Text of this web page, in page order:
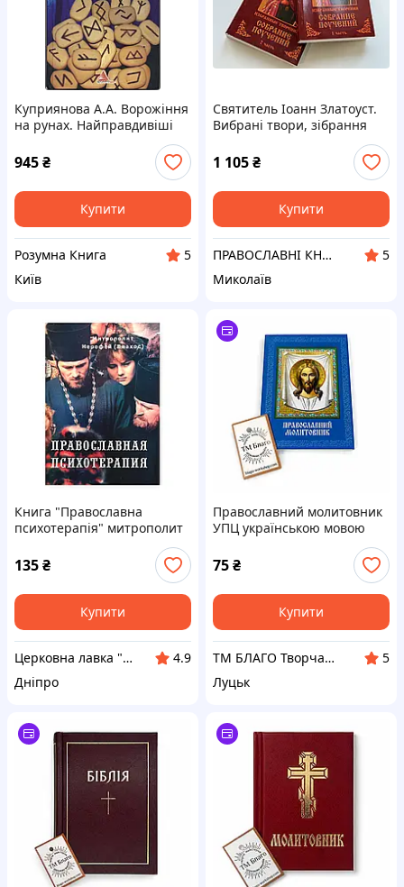
Куприянова А.А. Ворожіння
на рунах. Найправдивіші
945₴
Купити
Розумна Книга
5
Київ
Святитель Іоанн Златоуст.
Вибрані твори, зібрання
1 105₴
Купити
ПРАВОСЛАВНІ КНИГИ — ПОШТОЮ
5
Миколаїв
Книга "Православна
психотерапія" митрополит
135₴
Купити
Церковна лавка "Володимирівська"
4.9
Дніпро
Православний молитовник
УПЦ українською мовою
10х17 см м’яка обкладинка
75₴
Купити
ТМ БЛАГО Творча майстерня церковних виробів «Благо»
5
Луцьк